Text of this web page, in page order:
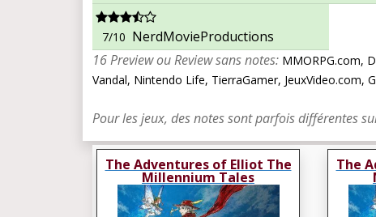
7/10 NerdMovieProductions
16 Preview ou Review sans notes: MMORPG.com,
Vandal, Nintendo Life, TierraGamer, JeuxVideo.com,
Pour les jeux, des notes sont parfois différentes
The Adventures of Elliot The
Millennium Tales
The